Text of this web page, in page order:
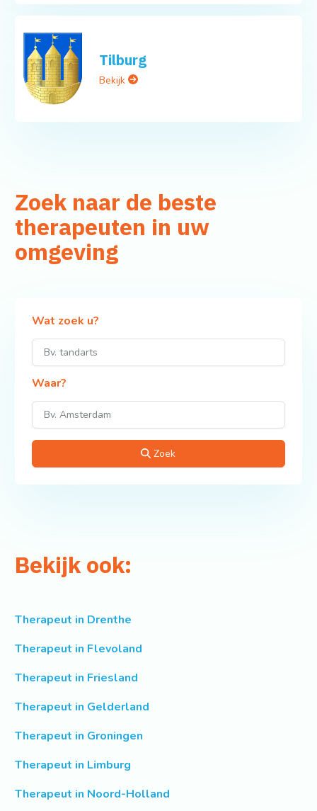
Tilburg
Bekijk
Zoek naar de beste
therapeuten in uw
omgeving
Wat zoek u?
Waar?
Zoek
Bekijk ook:
Therapeut in Drenthe
Therapeut in Flevoland
Therapeut in Friesland
Therapeut in Gelderland
Therapeut in Groningen
Therapeut in Limburg
Therapeut in Noord-Holland